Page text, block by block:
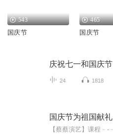
543
国庆节
465
国庆节
庆祝七一和国庆节
24 1818
国庆节为祖国献礼